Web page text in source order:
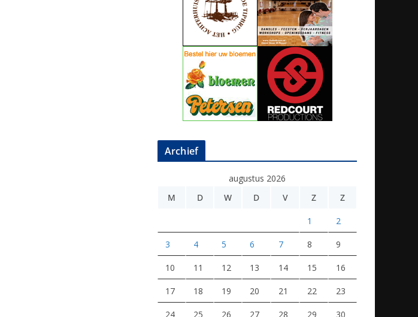
Archief
augustus 2026
M
D W D V Z Z
1 2
3 4 5 6 7 8 9
10 11 12 13 14 15 16
17 18 19 20 21 22 23
24 25 26 27 28 29 30